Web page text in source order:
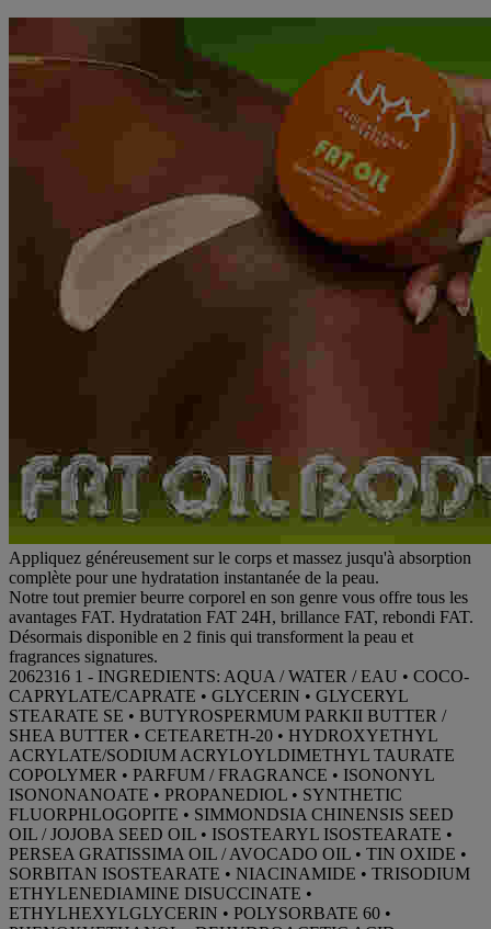
Appliquez généreusement sur le corps et massez jusqu'à absorption
complète pour une hydratation instantanée de la peau.
Notre tout premier beurre corporel en son genre vous offre tous les
avantages FAT. Hydratation FAT 24H, brillance FAT, rebondi FAT.
Désormais disponible en 2 finis qui transforment la peau et
fragrances signatures.
2062316 1 - INGREDIENTS: AQUA / WATER / EAU • COCO-
CAPRYLATE/CAPRATE • GLYCERIN • GLYCERYL
STEARATE SE • BUTYROSPERMUM PARKII BUTTER /
SHEA BUTTER • CETEARETH-20 • HYDROXYETHYL
ACRYLATE/SODIUM ACRYLOYLDIMETHYL TAURATE
COPOLYMER • PARFUM / FRAGRANCE • ISONONYL
ISONONANOATE • PROPANEDIOL • SYNTHETIC
FLUORPHLOGOPITE • SIMMONDSIA CHINENSIS SEED
OIL / JOJOBA SEED OIL • ISOSTEARYL ISOSTEARATE •
PERSEA GRATISSIMA OIL / AVOCADO OIL • TIN OXIDE •
SORBITAN ISOSTEARATE • NIACINAMIDE • TRISODIUM
ETHYLENEDIAMINE DISUCCINATE •
ETHYLHEXYLGLYCERIN • POLYSORBATE 60 •